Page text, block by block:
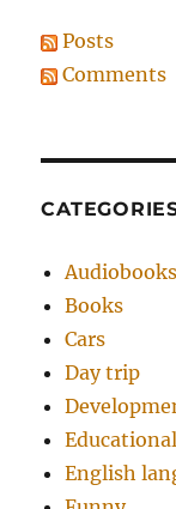
Posts
Comments
Audiobooks
Books
Cars
Day trip
Educational
English